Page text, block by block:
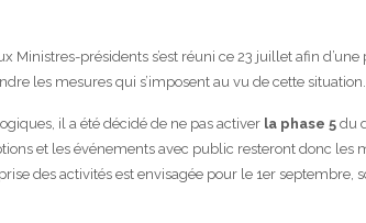
Ministres-présidents s’est réuni ce 23 juillet afin
les mesures qui s’imposent au vu de cette situation.
il a été décidé de ne pas activer la phase 5 du
et les événements avec public resteront donc les
des activités est envisagée pour le 1er septembre,